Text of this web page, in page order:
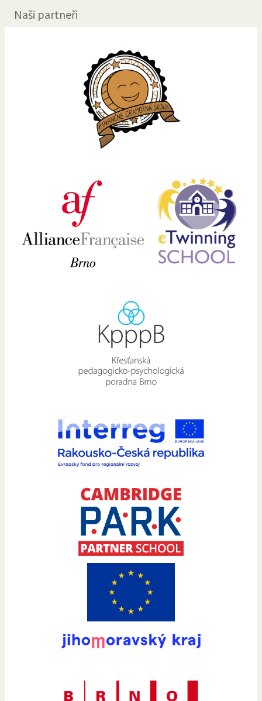
Naši partneři